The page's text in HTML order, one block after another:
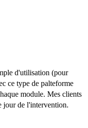
d'utilisation (pour
ce type de palteforme
module. Mes clients
jour de l'intervention.